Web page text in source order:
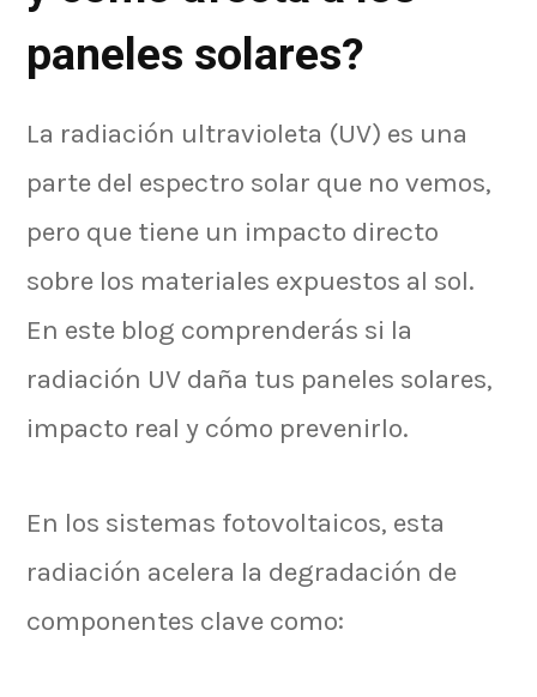
paneles solares?
La radiación ultravioleta (UV) es una
parte del espectro solar que no vemos,
pero que tiene un impacto directo
sobre los materiales expuestos al sol.
En este blog comprenderás si la
radiación UV daña tus paneles solares,
impacto real y cómo prevenirlo.
En los sistemas fotovoltaicos, esta
radiación acelera la degradación de
componentes clave como: